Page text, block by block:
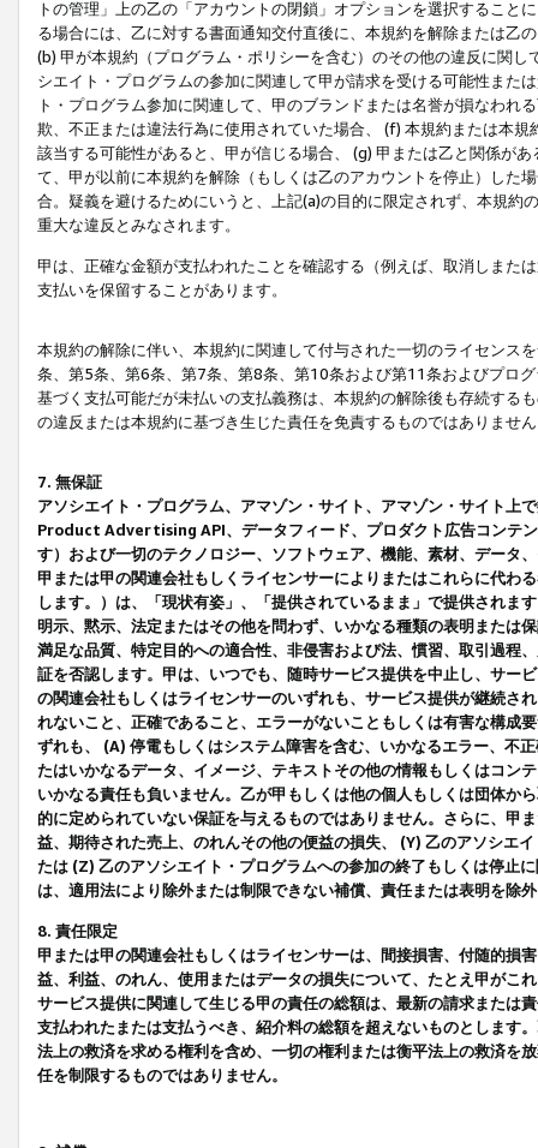
トの管理」上の乙の「アカウントの閉鎖」オプションを選択するこ
る場合には、乙に対する書面通知交付直後に、本規約を解除または乙
(b) 甲が本規約（プログラム・ポリシーを含む）のその他の違反に関
シエイト・プログラムの参加に関連して甲が請求を受ける可能性また
ト・プログラム参加に関連して、甲のブランドまたは名誉が損なわれ
欺、不正または違法行為に使用されていた場合、 (f) 本規約または本
該当する可能性があると、甲が信じる場合、 (g) 甲または乙と関係が
て、甲が以前に本規約を解除（もしくは乙のアカウントを停止）した
合。疑義を避けるためにいうと、上記(a)の目的に限定されず、本規
重大な違反とみなされます。
甲は、正確な金額が支払われたことを確認する（例えば、取消しまた
支払いを保留することがあります。
本規約の解除に伴い、本規約に関連して付与された一切のライセンス
条、第5条、第6条、第7条、第8条、第10条および第11条およびプロ
基づく支払可能だが未払いの支払義務は、本規約の解除後も存続する
の違反または本規約に基づき生じた責任を免責するものではありませ
7. 無保証
アソシエイト・プログラム、アマゾン・サイト、アマゾン・サイト上
Product Advertising API、データフィード、プロダクト広告コンテ
す）および一切のテクノロジー、ソフトウェア、機能、素材、データ
甲または甲の関連会社もしくライセンサーによりまたはこれらに代わ
します。）は、「現状有姿」、「提供されているまま」で提供されま
明示、黙示、法定またはその他を問わず、いかなる種類の表明または
満足な品質、特定目的への適合性、非侵害および法、慣習、取引過程
証を否認します。甲は、いつでも、随時サービス提供を中止し、サー
の関連会社もしくはライセンサーのいずれも、サービス提供が継続さ
れないこと、正確であること、エラーがないこともしくは有害な構成
ずれも、 (A) 停電もしくはシステム障害を含む、いかなるエラー、不
たはいかなるデータ、イメージ、テキストその他の情報もしくはコン
いかなる責任も負いません。乙が甲もしくは他の個人もしくは団体か
的に定められていない保証を与えるものではありません。さらに、甲
益、期待された売上、のれんその他の便益の損失、 (Y) 乙のアソシエ
たは (Z) 乙のアソシエイト・プログラムへの参加の終了もしくは停止
は、適用法により除外または制限できない補償、責任または表明を除
8. 責任限定
甲または甲の関連会社もしくはライセンサーは、間接損害、付随的損
益、利益、のれん、使用またはデータの損失について、たとえ甲がこ
サービス提供に関連して生じる甲の責任の総額は、最新の請求または
支払われたまたは支払うべき、紹介料の総額を超えないものとします
法上の救済を求める権利を含め、一切の権利または衡平法上の救済を
任を制限するものではありません。